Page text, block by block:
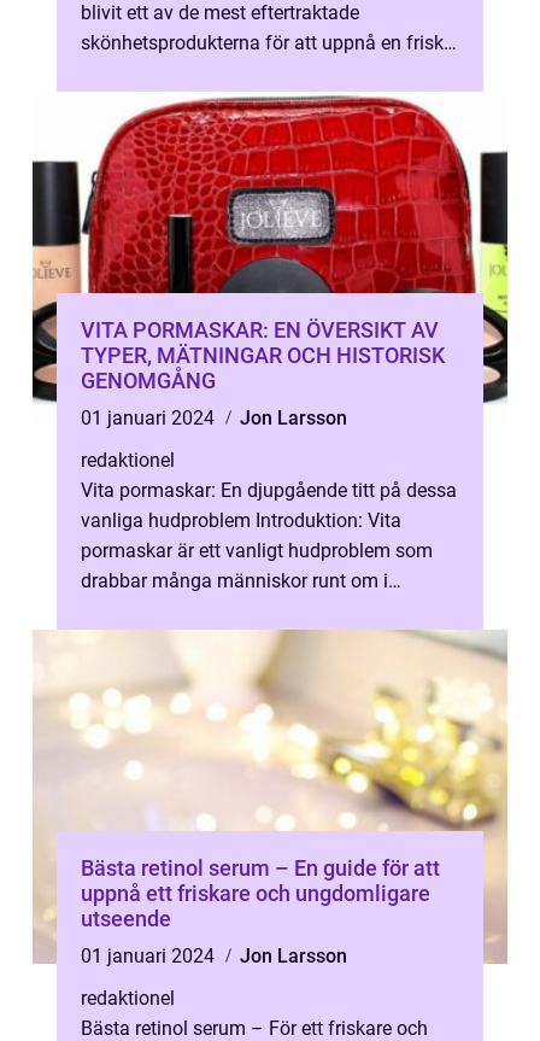
blivit ett av de mest eftertraktade
skönhetsprodukterna för att uppnå en frisk
VITA PORMASKAR: EN ÖVERSIKT AV
TYPER, MÄTNINGAR OCH HISTORISK
GENOMGÅNG
01 januari 2024
Jon Larsson
redaktionel
Vita pormaskar: En djupgående titt på dessa
vanliga hudproblem Introduktion: Vita
pormaskar är ett vanligt hudproblem som
drabbar många människor runt om i
Bästa retinol serum – En guide för att
uppnå ett friskare och ungdomligare
utseende
01 januari 2024
Jon Larsson
redaktionel
Bästa retinol serum – För ett friskare och